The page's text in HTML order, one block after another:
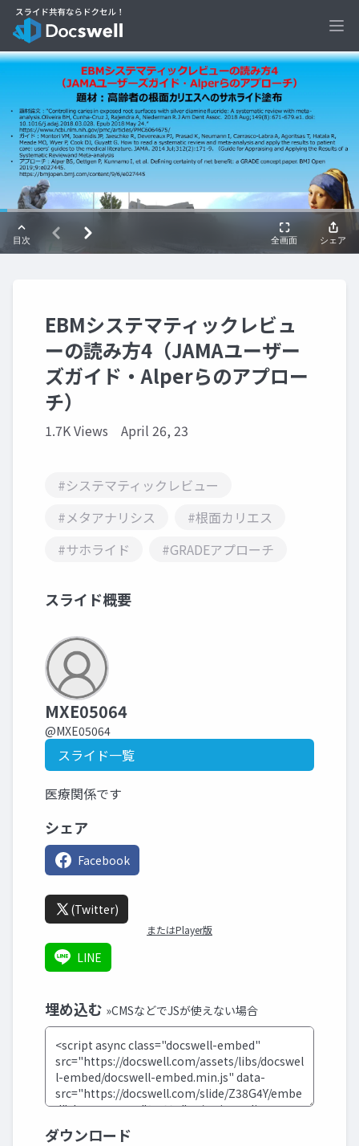
EBMシステマティックレビュ
ーの読み方4（JAMAユーザー
ズガイド・Alperらのアプロー
チ）
1.7K Views April 26, 23
#システマティックレビュー
#メタアナリシス
#根面カリエス
#サホライド
#GRADEアプローチ
スライド概要
MXE05064
@MXE05064
スライド一覧
医療関係です
シェア
Facebook
(Twitter)
またはPlayer版
LINE
埋め込む »CMSなどでJSが使えない場合
ダウンロード